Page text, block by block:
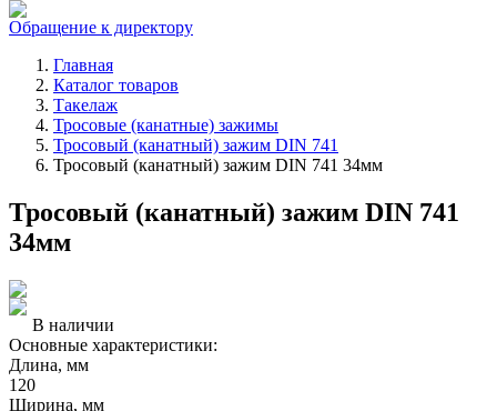
Обращение к директору
Главная
Каталог товаров
Такелаж
Тросовые (канатные) зажимы
Тросовый (канатный) зажим DIN 741
Тросовый (канатный) зажим DIN 741 34мм
Тросовый (канатный) зажим DIN 741
34мм
В наличии
Основные характеристики:
Длина, мм
120
Ширина, мм